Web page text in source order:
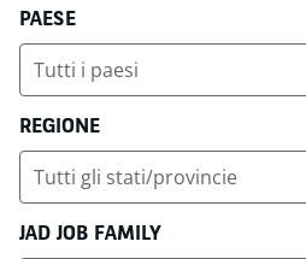
PAESE
REGIONE
JAD JOB FAMILY